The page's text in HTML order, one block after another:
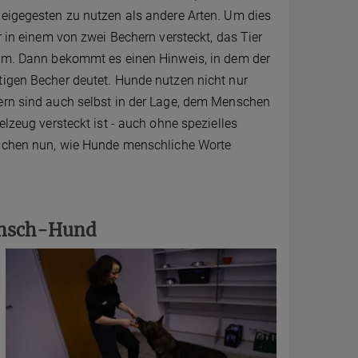
zu nutzen als andere Arten. Um dies
einem von zwei Bechern versteckt, das Tier
Dann bekommt es einen Hinweis, in dem der
Becher deutet. Hunde nutzen nicht nur
sind auch selbst in der Lage, dem Menschen
versteckt ist - auch ohne spezielles
nun, wie Hunde menschliche Worte
Hund